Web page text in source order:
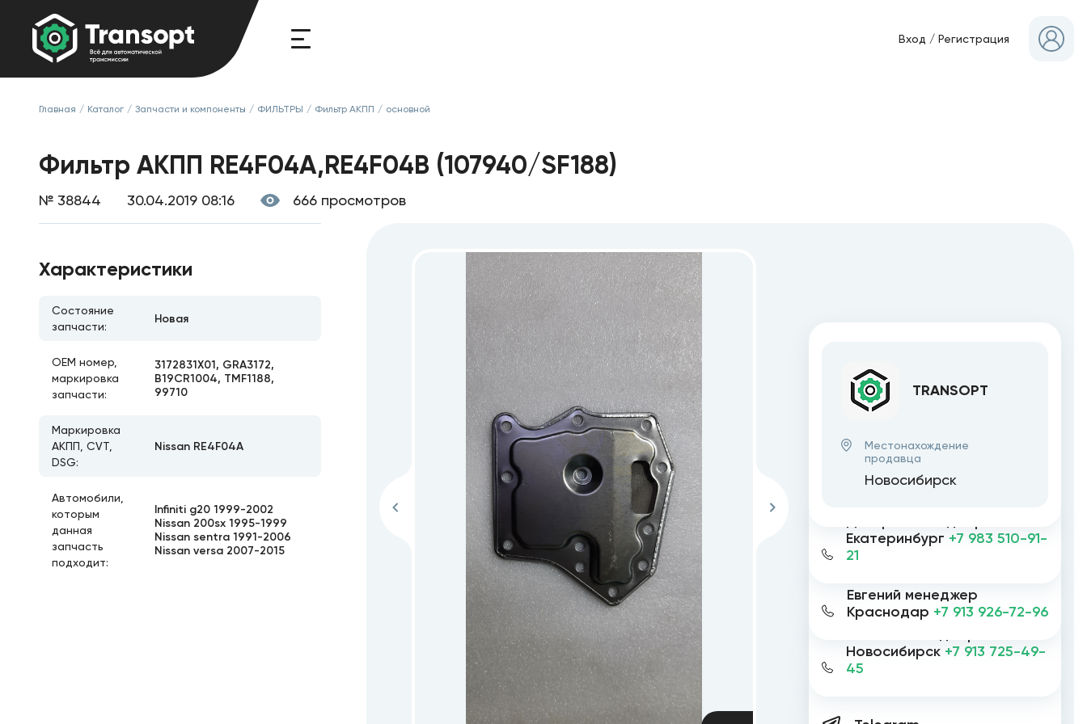
Вход /Регистрация
Главная / Каталог / Запчасти и компоненты / ФИЛЬТРЫ / Фильтр АКПП / основной
Фильтр АКПП RE4F04A,RE4F04B (107940/SF188)
№ 38844 30.04.2019 08:16 666 просмотров
Характеристики
Состояние
запчасти:
Новая
ОЕМ номер,
маркировка
запчасти:
3172831X01, GRA3172,
B19CR1004, TMF1188,
99710
Маркировка
АКПП, CVT,
DSG:
Nissan RE4F04A
Автомобили,
которым
данная
запчасть
подходит:
Infiniti g20 1999-2002
Nissan 200sx 1995-1999
Nissan sentra 1991-2006
Nissan versa 2007-2015
Новосибирск +7 913 725-49-
45
Евгений менеджер
Краснодар +7 913 926-72-96
Екатеринбург +7 983 510-91-
21
TRANSOPT
Местонахождение
продавца
Новосибирск